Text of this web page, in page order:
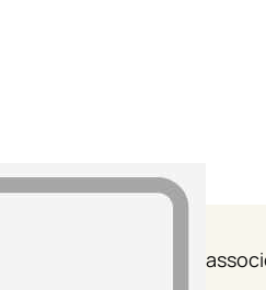
ou département